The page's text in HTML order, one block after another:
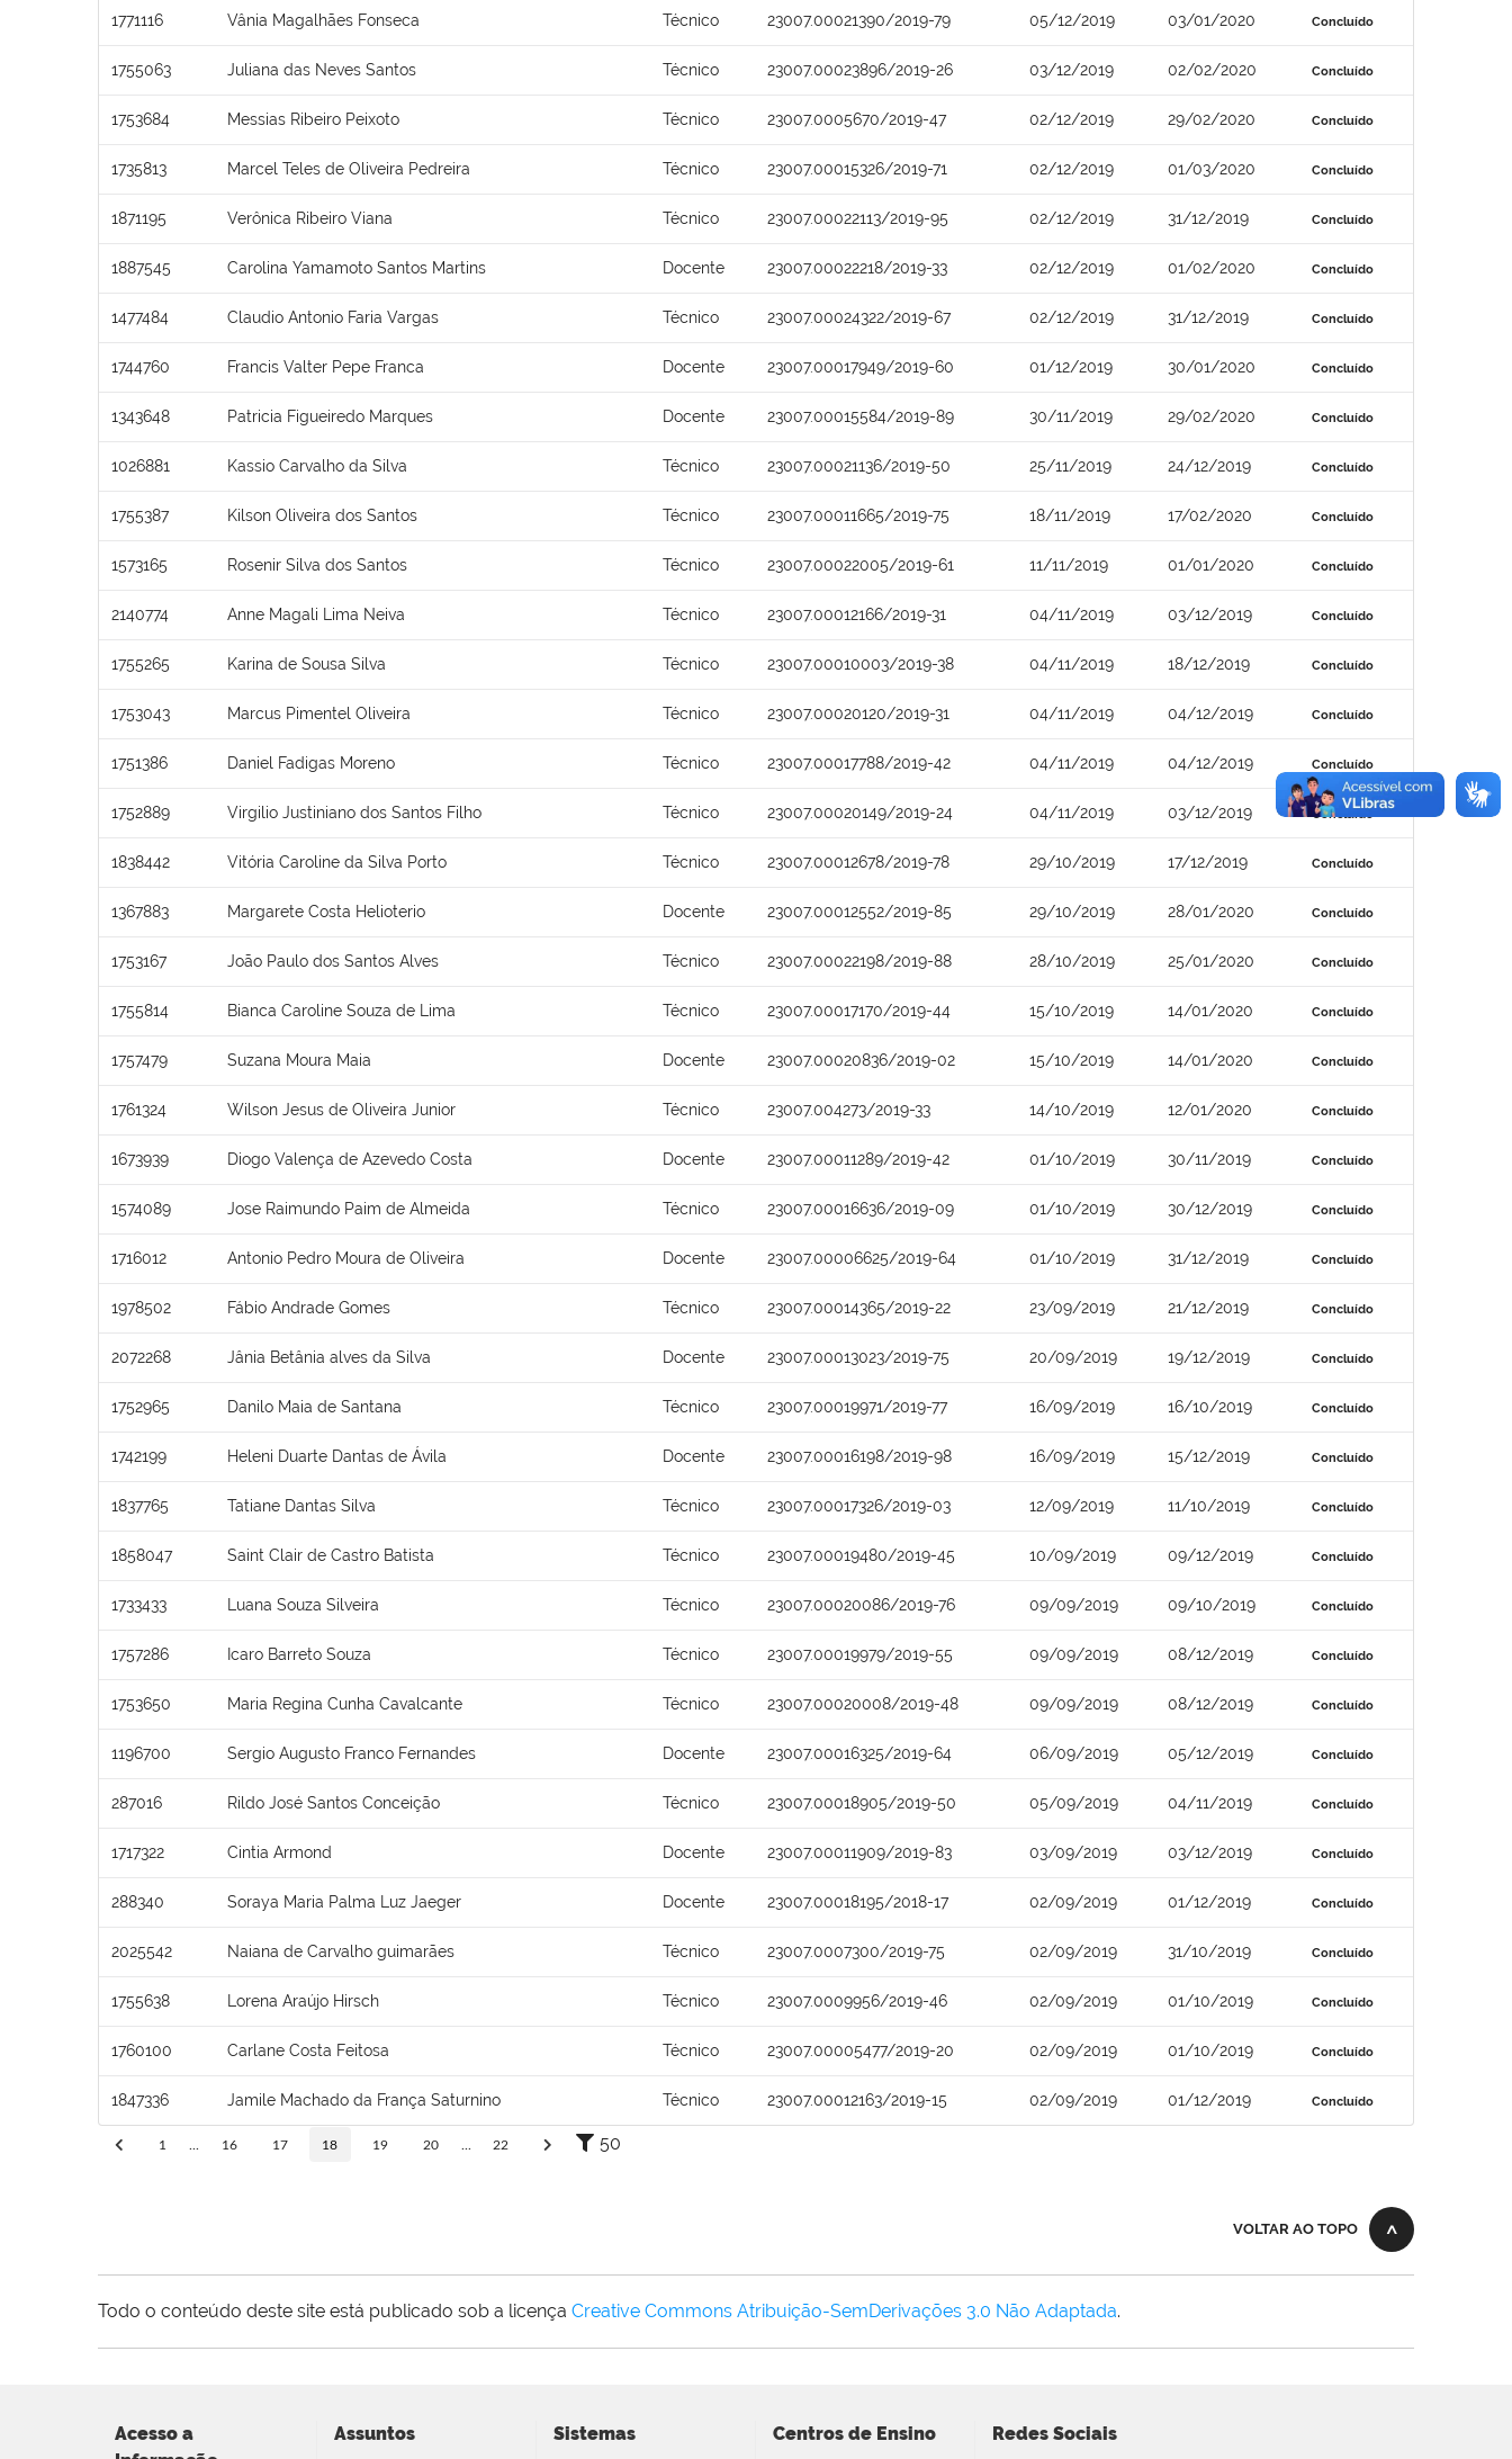
1771116 Vânia Magalhães Fonseca Técnico 23007.00021390/2019-79 05/12/2019 03/01/2020 Concluído
1755063 Juliana das Neves Santos Técnico 23007.00023896/2019-26 03/12/2019 02/02/2020 Concluído
1753684 Messias Ribeiro Peixoto Técnico 23007.0005670/2019-47 02/12/2019 29/02/2020 Concluído
1735813 Marcel Teles de Oliveira Pedreira Técnico 23007.00015326/2019-71 02/12/2019 01/03/2020 Concluído
1871195 Verônica Ribeiro Viana Técnico 23007.00022113/2019-95 02/12/2019 31/12/2019 Concluído
1887545 Carolina Yamamoto Santos Martins Docente 23007.00022218/2019-33 02/12/2019 01/02/2020 Concluído
1477484 Claudio Antonio Faria Vargas Técnico 23007.00024322/2019-67 02/12/2019 31/12/2019 Concluído
1744760 Francis Valter Pepe Franca Docente 23007.00017949/2019-60 01/12/2019 30/01/2020 Concluído
1343648 Patricia Figueiredo Marques Docente 23007.00015584/2019-89 30/11/2019 29/02/2020 Concluído
1026881 Kassio Carvalho da Silva Técnico 23007.00021136/2019-50 25/11/2019 24/12/2019 Concluído
1755387 Kilson Oliveira dos Santos Técnico 23007.00011665/2019-75 18/11/2019 17/02/2020 Concluído
1573165 Rosenir Silva dos Santos Técnico 23007.00022005/2019-61 11/11/2019 01/01/2020 Concluído
2140774 Anne Magali Lima Neiva Técnico 23007.00012166/2019-31 04/11/2019 03/12/2019 Concluído
1755265 Karina de Sousa Silva Técnico 23007.00010003/2019-38 04/11/2019 18/12/2019 Concluído
1753043 Marcus Pimentel Oliveira Técnico 23007.00020120/2019-31 04/11/2019 04/12/2019 Concluído
1751386 Daniel Fadigas Moreno Técnico 23007.00017788/2019-42 04/11/2019 04/12/2019 Concluído
1752889 Virgilio Justiniano dos Santos Filho Técnico 23007.00020149/2019-24 04/11/2019 03/12/2019 Concluído
1838442 Vitória Caroline da Silva Porto Técnico 23007.00012678/2019-78 29/10/2019 17/12/2019 Concluído
1367883 Margarete Costa Helioterio Docente 23007.00012552/2019-85 29/10/2019 28/01/2020 Concluído
1753167 João Paulo dos Santos Alves Técnico 23007.00022198/2019-88 28/10/2019 25/01/2020 Concluído
1755814 Bianca Caroline Souza de Lima Técnico 23007.00017170/2019-44 15/10/2019 14/01/2020 Concluído
1757479 Suzana Moura Maia Docente 23007.00020836/2019-02 15/10/2019 14/01/2020 Concluído
1761324 Wilson Jesus de Oliveira Junior Técnico 23007.004273/2019-33 14/10/2019 12/01/2020 Concluído
1673939 Diogo Valença de Azevedo Costa Docente 23007.00011289/2019-42 01/10/2019 30/11/2019 Concluído
1574089 Jose Raimundo Paim de Almeida Técnico 23007.00016636/2019-09 01/10/2019 30/12/2019 Concluído
1716012 Antonio Pedro Moura de Oliveira Docente 23007.00006625/2019-64 01/10/2019 31/12/2019 Concluído
1978502 Fábio Andrade Gomes Técnico 23007.00014365/2019-22 23/09/2019 21/12/2019 Concluído
2072268 Jânia Betânia alves da Silva Docente 23007.00013023/2019-75 20/09/2019 19/12/2019 Concluído
1752965 Danilo Maia de Santana Técnico 23007.00019971/2019-77 16/09/2019 16/10/2019 Concluído
1742199 Heleni Duarte Dantas de Ávila Docente 23007.00016198/2019-98 16/09/2019 15/12/2019 Concluído
1837765 Tatiane Dantas Silva Técnico 23007.00017326/2019-03 12/09/2019 11/10/2019 Concluído
1858047 Saint Clair de Castro Batista Técnico 23007.00019480/2019-45 10/09/2019 09/12/2019 Concluído
1733433 Luana Souza Silveira Técnico 23007.00020086/2019-76 09/09/2019 09/10/2019 Concluído
1757286 Icaro Barreto Souza Técnico 23007.00019979/2019-55 09/09/2019 08/12/2019 Concluído
1753650 Maria Regina Cunha Cavalcante Técnico 23007.00020008/2019-48 09/09/2019 08/12/2019 Concluído
1196700 Sergio Augusto Franco Fernandes Docente 23007.00016325/2019-64 06/09/2019 05/12/2019 Concluído
287016 Rildo José Santos Conceição Técnico 23007.00018905/2019-50 05/09/2019 04/11/2019 Concluído
1717322 Cintia Armond Docente 23007.00011909/2019-83 03/09/2019 03/12/2019 Concluído
288340 Soraya Maria Palma Luz Jaeger Docente 23007.00018195/2018-17 02/09/2019 01/12/2019 Concluído
2025542 Naiana de Carvalho guimarães Técnico 23007.0007300/2019-75 02/09/2019 31/10/2019 Concluído
1755638 Lorena Araújo Hirsch Técnico 23007.0009956/2019-46 02/09/2019 01/10/2019 Concluído
1760100 Carlane Costa Feitosa Técnico 23007.00005477/2019-20 02/09/2019 01/10/2019 Concluído
1847336 Jamile Machado da França Saturnino Técnico 23007.00012163/2019-15 02/09/2019 01/12/2019 Concluído
1 16 17 18 19 20 22 50
VOLTAR AO TOPO
Todo o conteúdo deste site está publicado sob a licença Creative Commons Atribuição-SemDerivações 3.0 Não Adaptada.
Acesso a
Assuntos Sistemas Centros de Ensino Redes Sociais